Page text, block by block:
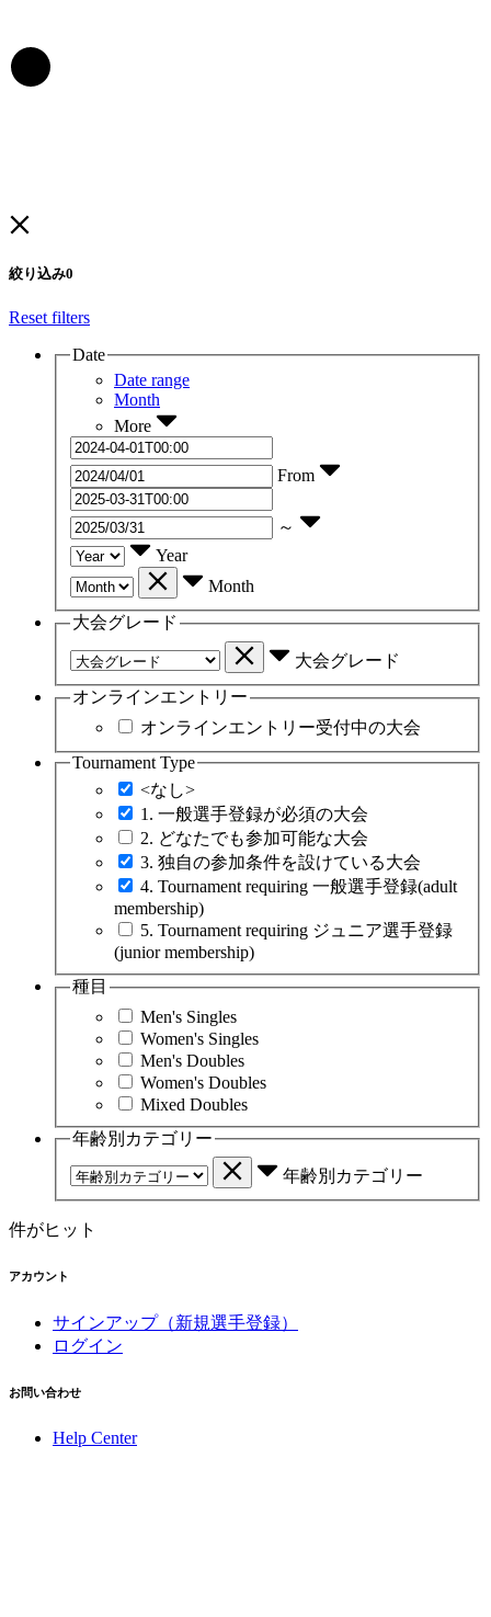
絞り込み0
Reset filters
Date
Date range
Month
More
From
～
Year
Month
大会グレード
大会グレード
オンラインエントリー
オンラインエントリー受付中の大会
Tournament Type
<なし>
1. 一般選手登録が必須の大会
2. どなたでも参加可能な大会
3. 独自の参加条件を設けている大会
4. Tournament requiring 一般選手登録(adult
membership)
5. Tournament requiring ジュニア選手登録
(junior membership)
種目
Men's Singles
Women's Singles
Men's Doubles
Women's Doubles
Mixed Doubles
年齢別カテゴリー
年齢別カテゴリー
件がヒット
アカウント
サインアップ（新規選手登録）
ログイン
お問い合わせ
Help Center